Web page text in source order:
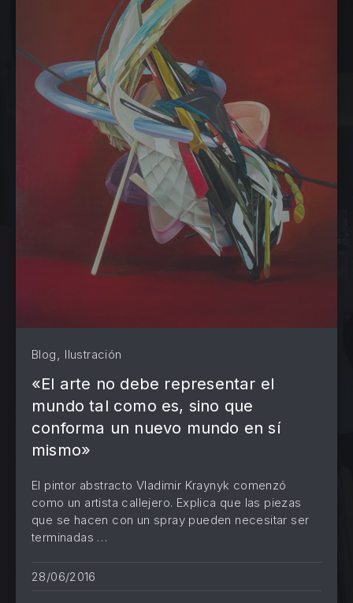
Blog Ilustración
«El arte no debe representar el
mundo tal como es, sino que
conforma un nuevo mundo en sí
mismo»
El pintor abstracto Vladimir Kraynyk comenzó
como un artista callejero. Explica que las piezas
que se hacen con un spray pueden necesitar ser
terminadas …
28/06/2016
PREVIOUS